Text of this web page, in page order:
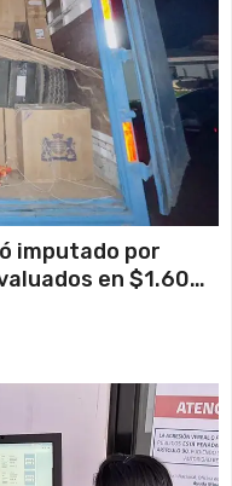
imputado por
en $1.600